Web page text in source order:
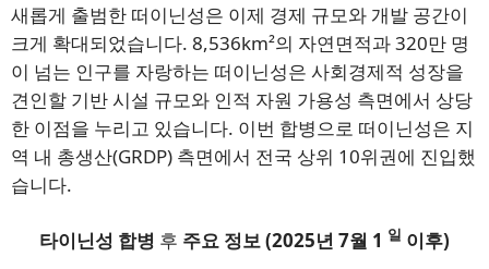
새롭게 출범한 떠이닌성은 이제 경제 규모와 개발 공간이
크게 확대되었습니다. 8,536km²의 자연면적과 320만 명
이 넘는 인구를 자랑하는 떠이닌성은 사회경제적 성장을
견인할 기반 시설 규모와 인적 자원 가용성 측면에서 상당
한 이점을 누리고 있습니다. 이번 합병으로 떠이닌성은 지
역 내 총생산(GRDP) 측면에서 전국 상위 10위권에 진입했
습니다.
타이닌성 합병 후 주요 정보(2025년 7월 1 일 이후)